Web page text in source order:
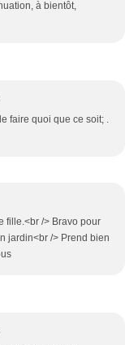
à bientôt,
faire quoi que ce soit; .
fille.<br /> Bravo pour
jardin<br /> Prend bien